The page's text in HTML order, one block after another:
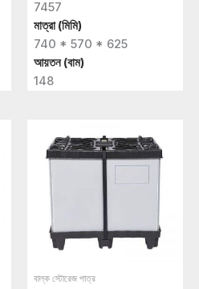
7457
মাত্রা (মিমি)
740 * 570 * 625
আয়তন (বাম)
148
বাল্ক স্টোরেজ পাত্র